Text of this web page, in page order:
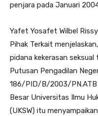
penjara pada Januari
Yafet Yosafet Wilbel
Pihak Terkait
pidana kekerasan
Putusan Pengadilan
186/PID/B/2003/PN.ATB
Besar Universitas Ilmu
(UKSW) itu